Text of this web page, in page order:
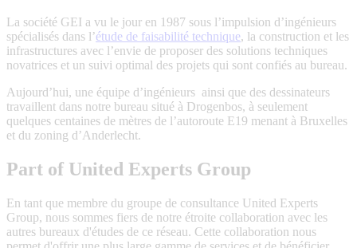
La société GEI a vu le jour en 1987 sous l’impulsion d’ingénieurs
spécialisés dans l’étude de faisabilité technique, la construction et les
infrastructures avec l’envie de proposer des solutions techniques
novatrices et un suivi optimal des projets qui sont confiés au bureau.
Aujourd’hui, une équipe d’ingénieurs ainsi que des dessinateurs
travaillent dans notre bureau situé à Drogenbos, à seulement
quelques centaines de mètres de l’autoroute E19 menant à Bruxelles
et du zoning d’Anderlecht.
Part of United Experts Group
En tant que membre du groupe de consultance United Experts
Group, nous sommes fiers de notre étroite collaboration avec les
autres bureaux d'études de ce réseau. Cette collaboration nous